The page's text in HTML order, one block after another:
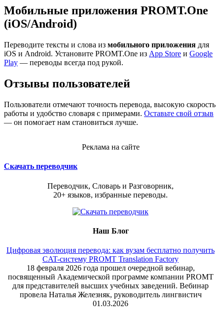
Мобильные приложения PROMT.One
(iOS/Android)
Переводите тексты и слова из мобильного приложения для
iOS и Android. Установите PROMT.One из App Store и Google
Play — переводы всегда под рукой.
Отзывы пользователей
Пользователи отмечают точность перевода, высокую скорость
работы и удобство словаря с примерами. Оставьте свой отзыв
— он помогает нам становиться лучше.
Реклама на сайте
Скачать переводчик
Переводчик, Словарь и Разговорник,
20+ языков, избранные переводы.
Наш Блог
Цифровая эволюция перевода: как вузам бесплатно получить
CAT-систему PROMT Translation Factory
18 февраля 2026 года прошел очередной вебинар,
посвященный Академической программе компании PROMT
для представителей высших учебных заведений. Вебинар
провела Наталья Железняк, руководитель лингвистич
01.03.2026